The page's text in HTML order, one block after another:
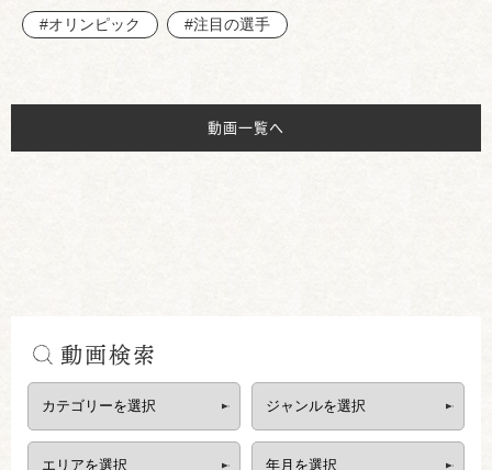
#オリンピック #注目の選手
動画一覧へ
動画検索